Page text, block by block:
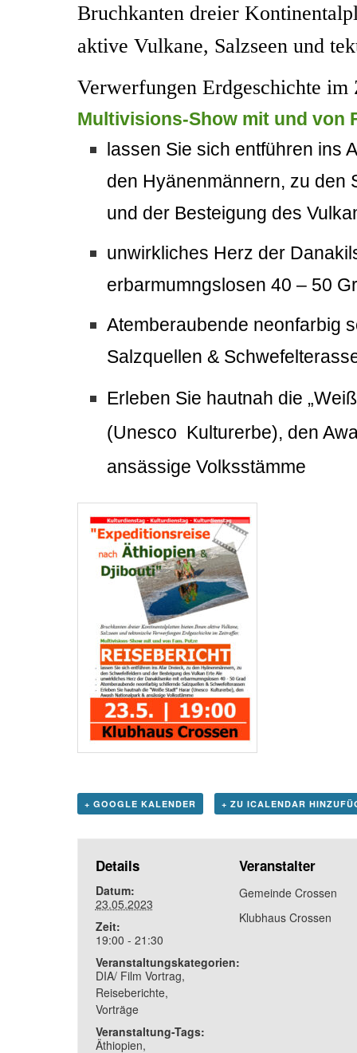
Bruchkanten dreier
aktive Vulkane, Salzseen und
Verwerfungen Erdgeschichte
Multivisions-Show mit und von
lassen Sie sich entführen ins
den Hyänenmännern, zu den
und der Besteigung des
unwirkliches Herz der
erbarmumngslosen 40 – 50
Atemberaubende neonfarbig
Salzquellen&
Erleben Sie hautnah die
(Unesco Kulturerbe), den
ansässige Volksstämme
+ GOOGLE KALENDER + ZU ICALENDAR
Details
Datum:
23.05.2023
Zeit:
19:00 - 21:30
Veranstaltungskategorien:
DIA/ Film Vortrag,
Reiseberichte,
Vorträge
Veranstaltung-Tags:
Äthiopien,
Veranstalter
Gemeinde Crossen
Klubhaus Crossen